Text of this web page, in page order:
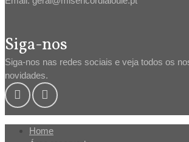
Siga-nos
Siga-nos nas redes sociais e veja todos os
novidades.
Home